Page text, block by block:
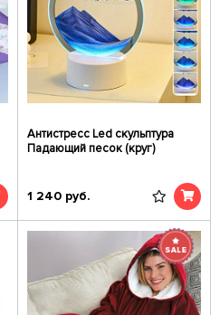
Антистресс Led скульптура
Падающий песок (круг)
1 240 руб.